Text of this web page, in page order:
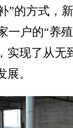
”的方式，
一户的“养
实现了从无
。